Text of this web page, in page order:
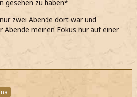
gesehen zu haben*
zwei Abende dort war und
Abende meinen Fokus nur auf einer